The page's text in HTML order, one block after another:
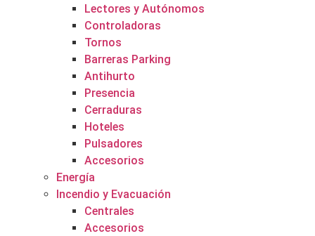
Lectores y Autónomos
Controladoras
Tornos
Barreras Parking
Antihurto
Presencia
Cerraduras
Hoteles
Pulsadores
Accesorios
Energía
Incendio y Evacuación
Centrales
Accesorios